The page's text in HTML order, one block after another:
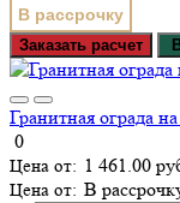
В рассрочку
Заказать расчет
Гранитная ограда
0
1 461.00
В